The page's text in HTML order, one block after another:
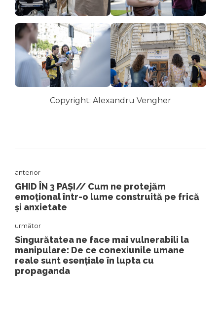
Copyright: Alexandru Vengher
anterior
GHID ÎN 3 PAȘI// Cum ne protejăm
emoțional într-o lume construită pe frică
și anxietate
următor
Singurătatea ne face mai vulnerabili la
manipulare: De ce conexiunile umane
reale sunt esențiale în lupta cu
propaganda